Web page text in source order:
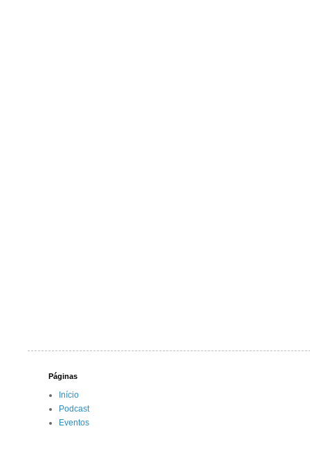
Páginas
Início
Podcast
Eventos